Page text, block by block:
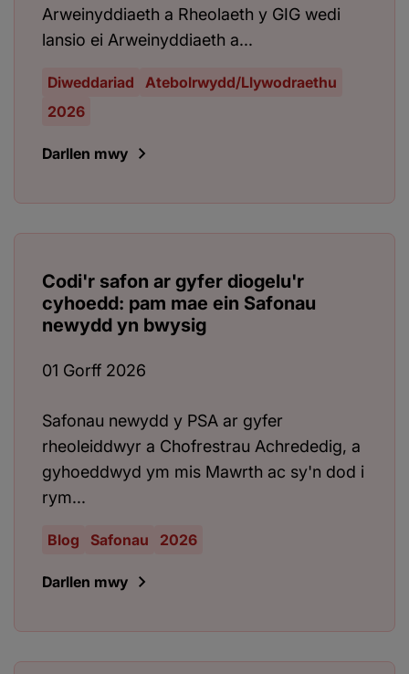
Arweinyddiaeth a Rheolaeth y GIG wedi
lansio ei Arweinyddiaeth a...
Diweddariad
Atebolrwydd/Llywodraethu
2026
Darllen mwy
Codi'r safon ar gyfer diogelu'r
cyhoedd: pam mae ein Safonau
newydd yn bwysig
01 Gorff 2026
Safonau newydd y PSA ar gyfer
rheoleiddwyr a Chofrestrau Achrededig, a
gyhoeddwyd ym mis Mawrth ac sy'n dod i
rym...
Blog Safonau 2026
Darllen mwy